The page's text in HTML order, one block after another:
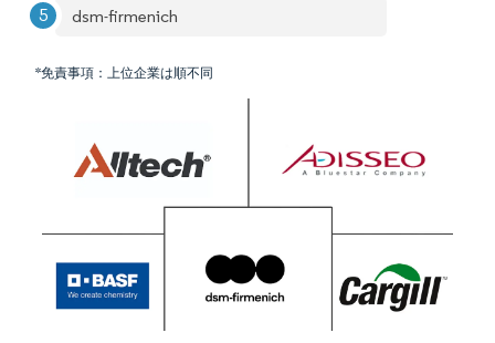
dsm-firmenich
*免責事項：上位企業は順不同